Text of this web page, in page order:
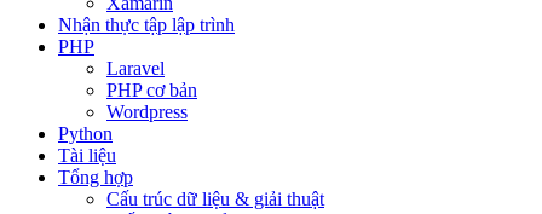
Nhận thực tập lập trình
PHP
Laravel
PHP cơ bản
Wordpress
Python
Tài liệu
Tổng hợp
Cấu trúc dữ liệu & giải thuật